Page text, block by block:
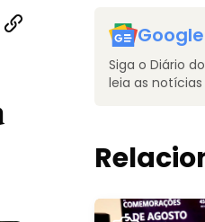
Siga o Diário
leia as